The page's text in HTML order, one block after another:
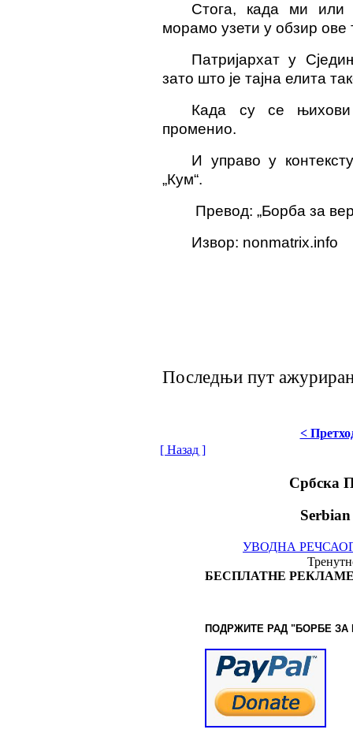
Стога, када ми или
морамо узети у обзир ове
Патријархат у
зато што је тајна елита
Када су се њихови
променио.
И управо у
„Кум“.
Превод: „Борба за
Извор: nonmatrix.info
Последњи пут
<
[ Назад ]
Србска
УВОДНА РЕЧ
БЕСПЛАТНЕ
ПОДРЖИТЕ РАД "БОРБЕ ЗА